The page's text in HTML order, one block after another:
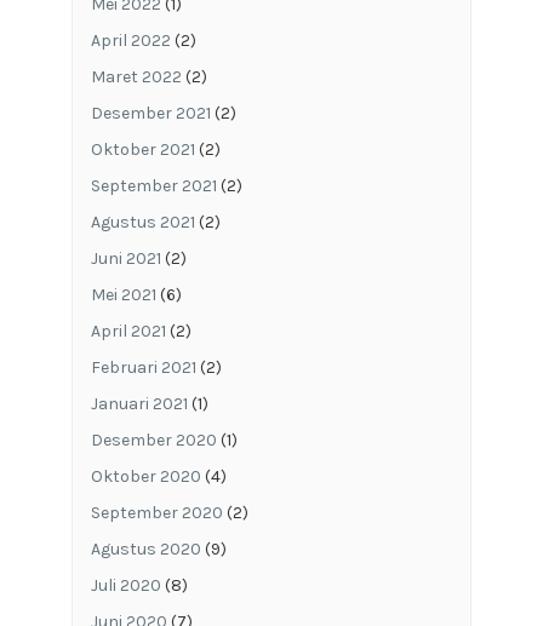
April 2022 (2)
Maret 2022 (2)
Desember 2021 (2)
Oktober 2021 (2)
September 2021 (2)
Agustus 2021 (2)
Juni 2021 (2)
Mei 2021 (6)
April 2021 (2)
Februari 2021 (2)
Januari 2021 (1)
Desember 2020 (1)
Oktober 2020 (4)
September 2020 (2)
Agustus 2020 (9)
Juli 2020 (8)
Juni 2020 (7)